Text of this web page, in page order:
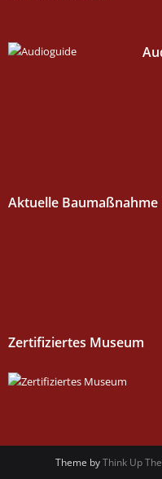
Aktuelle Baumaßnahme
Zertifiziertes Museum
Theme byThink Up